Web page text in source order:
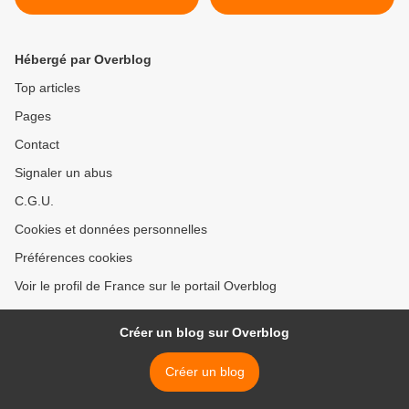
Hébergé par Overblog
Top articles
Pages
Contact
Signaler un abus
C.G.U.
Cookies et données personnelles
Préférences cookies
Voir le profil de France sur le portail Overblog
Créer un blog sur Overblog
Créer un blog